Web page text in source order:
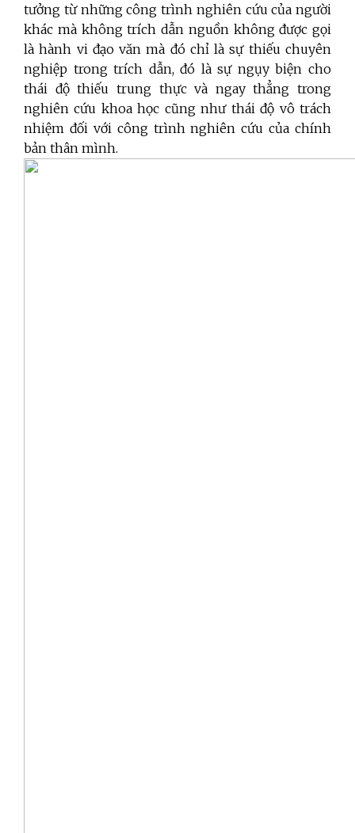
tưởng từ những công trình nghiên cứu của người
khác mà không trích dẫn nguồn không được gọi
là hành vi đạo văn mà đó chỉ là sự thiếu chuyên
nghiệp trong trích dẫn, đó là sự ngụy biện cho
thái độ thiếu trung thực và ngay thẳng trong
nghiên cứu khoa học cũng như thái độ vô trách
nhiệm đối với công trình nghiên cứu của chính
bản thân mình.